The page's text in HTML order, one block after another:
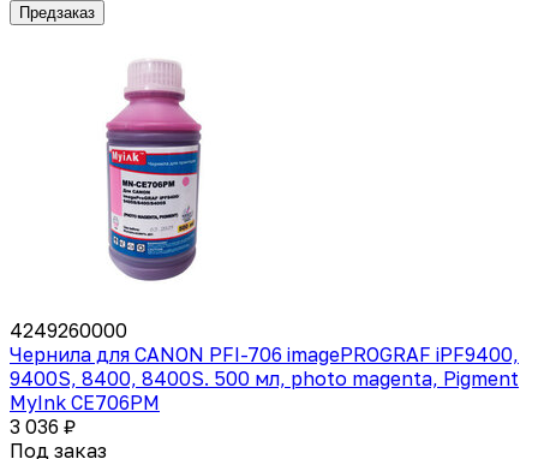
Предзаказ
4249260000
Чернила для CANON PFI-706 imagePROGRAF iPF9400,
9400S, 8400, 8400S. 500 мл, photo magenta, Pigment
MyInk CE706PM
3 036 ₽
Под заказ